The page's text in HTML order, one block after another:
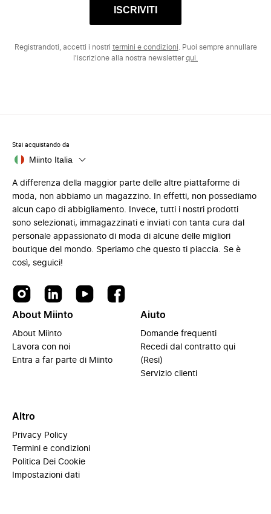
ISCRIVITI
Registrandoti, accetti i nostri termini e condizioni . Puoi sempre annullare
l'iscrizione alla nostra newsletterqui.
Stai acquistando da
Miinto Italia
A differenza della maggior parte delle altre piattaforme di
moda, non abbiamo un magazzino. In effetti, non possediamo
alcun capo di abbigliamento. Invece, tutti i nostri prodotti
sono selezionati, immagazzinati e inviati con tanta cura dal
personale appassionato di moda di alcune delle migliori
boutique del mondo. Speriamo che questo ti piaccia. Se è
così, seguici!
About Miinto
About Miinto
Lavora con noi
Entra a far parte di Miinto
Aiuto
Domande frequenti
Recedi dal contratto qui
(Resi)
Servizio clienti
Altro
Privacy Policy
Termini e condizioni
Politica Dei Cookie
Impostazioni dati